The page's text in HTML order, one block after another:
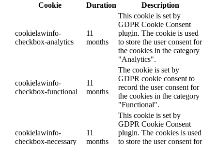
Cookie
Duration Description
cookielawinfo-
checkbox-analytics
11
months
This cookie is set by
GDPR Cookie Consent
plugin. The cookie is used
to store the user consent for
the cookies in the category
"Analytics".
cookielawinfo-
checkbox-functional
11
months
The cookie is set by
GDPR cookie consent to
record the user consent for
the cookies in the category
"Functional".
cookielawinfo-
checkbox-necessary
11
months
This cookie is set by
GDPR Cookie Consent
plugin. The cookies is used
to store the user consent for